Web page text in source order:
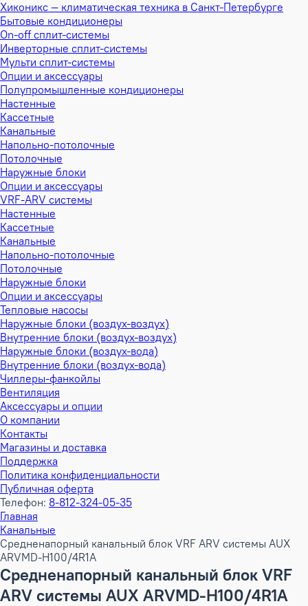
Хиконикс — климатическая техника в Санкт-Петербурге
Бытовые кондиционеры
On-off сплит-системы
Инверторные сплит-системы
Мульти сплит-системы
Опции и аксессуары
Полупромышленные кондиционеры
Настенные
Кассетные
Канальные
Напольно-потолочные
Потолочные
Наружные блоки
Опции и аксессуары
VRF-ARV системы
Настенные
Кассетные
Канальные
Напольно-потолочные
Потолочные
Наружные блоки
Опции и аксессуары
Тепловые насосы
Наружные блоки (воздух-воздух)
Внутренние блоки (воздух-воздух)
Наружные блоки (воздух-вода)
Внутренние блоки (воздух-вода)
Чиллеры-фанкойлы
Вентиляция
Аксессуары и опции
О компании
Контакты
Магазины и доставка
Поддержка
Политика конфиденциальности
Публичная оферта
Телефон: 8-812-324-05-35
Главная
Канальные
Средненапорный канальный блок VRF ARV системы AUX
ARVMD-H100/4R1A
Средненапорный канальный блок VRF
ARV системы AUX ARVMD-H100/4R1A